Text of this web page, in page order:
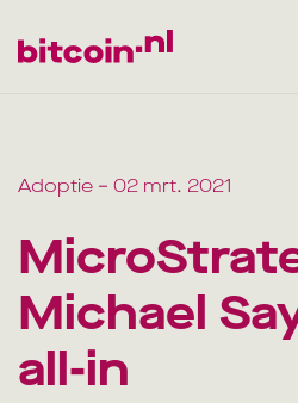
Adoptie – 02 mrt. 2021
Michael
all-in